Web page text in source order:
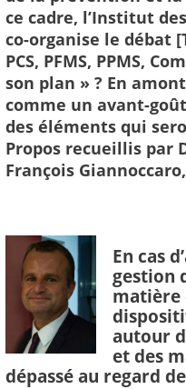
ce cadre, l’Institut
co-organise le débat
PCS, PFMS, PPMS,
son plan » ? En
comme un avant-
des éléments qui
Propos recueillis par
François
En cas
gestion
matière
autour
et des
dépassé au regard